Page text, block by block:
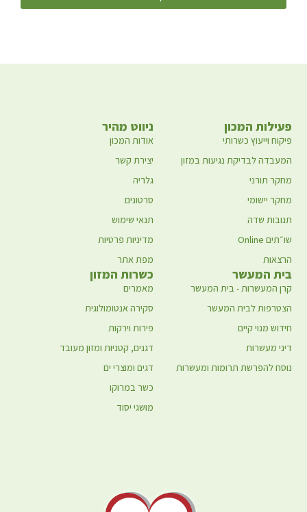
ניווט מהיר
אודות המכון
יצירת קשר
גלריה
סרטונים
תנאי שימוש
מדיניות פרטיות
מפת אתר
פעילות המכון
פיקוח וייעוץ כשרותי
המעבדה לבדיקת נגיעות במזון
מחקר תורני
מחקר יישומי
תנובות שדה
שו״תים Online
הרצאות
כשרות המזון
מאמרים
סקירה אנטומולוגית
פירות וירקות
דגנים, קטניות ומזון מעובד
דגים ומוצרי ים
כשר במרוקו
מושגי יסוד
בית המעשר
קרן המעשרות - בית המעשר
הצטרפות לבית המעשר
חידוש מנוי קיים
דיני מעשרות
נוסח להפרשת תרומות ומעשרות